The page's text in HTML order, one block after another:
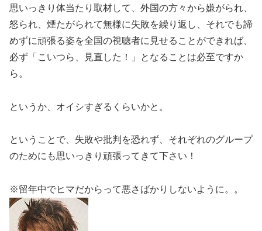
思いっきり体当たり取材して、外国の方々から嫌がられ、
怒られ、煙たがられて無様に失敗を繰り返し、それでも諦
めずに頑張る姿を全国の視聴者に見せることができれば、
必ず「こいつら、見直した！」となることは必至ですか
ら。
というか、オイシすぎるくらいかと。
ということで、失敗や批判を恐れず、それぞれのグループ
のためにも思いっきり頑張ってきて下さい！
※留年中でヒマだからって悪さばかりしないように。。